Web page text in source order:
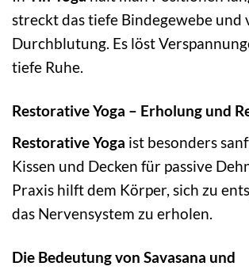
streckt das tiefe Bindegewebe und
Durchblutung. Es löst
tiefe Ruhe.
Restorative Yoga – Erholung und
Restorative Yoga ist besonders
Kissen und Decken für passive
Praxis hilft dem Körper, sich zu
das Nervensystem zu erholen.
Die Bedeutung von Savasana und